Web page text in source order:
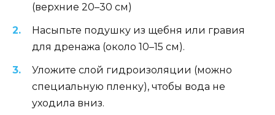
(верхние 20–30 см)
Насыпьте подушку из щебня или гравия
для дренажа (около 10–15 см).
Уложите слой гидроизоляции (можно
специальную пленку), чтобы вода не
уходила вниз.